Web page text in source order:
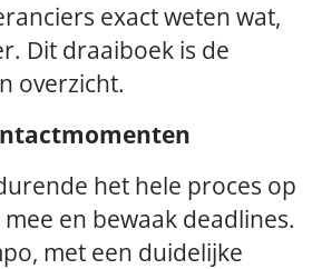
exact weten wat,
Dit draaiboek is de
overzicht.
het hele proces op
en bewaak deadlines.
met een duidelijke